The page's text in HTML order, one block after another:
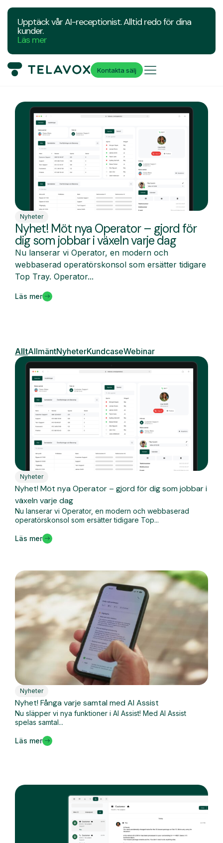
Upptäck vår AI-receptionist. Alltid redo för dina
kunder.
Läs mer
Kontakta sälj
Nyheter
Nyhet! Möt nya Operator – gjord för
dig som jobbar i växeln varje dag
Nu lanserar vi Operator, en modern och
webbaserad operatörskonsol som ersätter tidigare
Top Tray. Operator...
Läs mer
AlltAllmäntNyheterKundcaseWebinar
Nyheter
Nyhet! Möt nya Operator – gjord för dig som jobbar i
växeln varje dag
Nu lanserar vi Operator, en modern och webbaserad
operatörskonsol som ersätter tidigare Top...
Läs mer
Nyheter
Nyhet! Fånga varje samtal med AI Assist
Nu släpper vi nya funktioner i AI Assist! Med AI Assist
spelas samtal...
Läs mer